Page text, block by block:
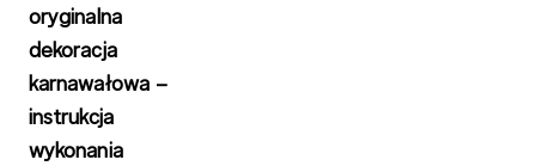
oryginalna
dekoracja
karnawałowa –
instrukcja
wykonania